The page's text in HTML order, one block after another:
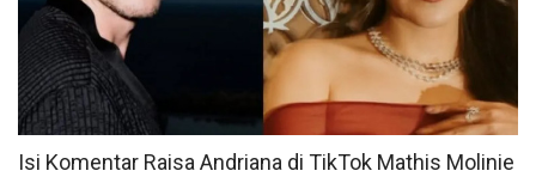
Isi Komentar Raisa Andriana di TikTok Mathis Molinie